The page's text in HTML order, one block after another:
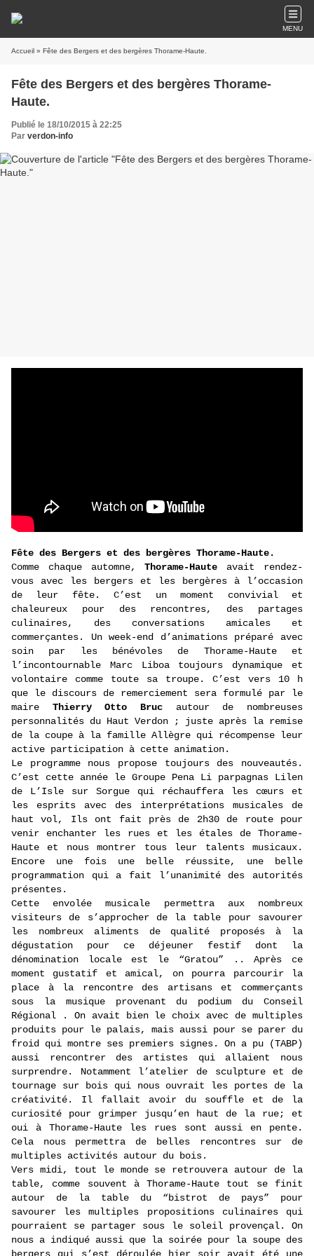
MENU
Accueil » Fête des Bergers et des bergères Thorame-Haute.
Fête des Bergers et des bergères Thorame-
Haute.
Publié le 18/10/2015 à 22:25
Par verdon-info
Fête des Bergers et des bergères Thorame-Haute.
Comme chaque automne,Thorame-Haute avait rendez-
vous avec les bergers et les bergères à l’occasion
de leur fête. C’est un moment convivial et
chaleureux pour des rencontres, des partages
culinaires, des conversations amicales et
commerçantes. Un week-end d’animations préparé avec
soin par les bénévoles de Thorame-Haute et
l’incontournable Marc Liboa toujours dynamique et
volontaire comme toute sa troupe. C’est vers 10 h
que le discours de remerciement sera formulé par le
maire Thierry Otto Bruc autour de nombreuses
personnalités du Haut Verdon ; juste après la remise
de la coupe à la famille Allègre qui récompense leur
active participation à cette animation.
Le programme nous propose toujours des nouveautés.
C’est cette année le Groupe Pena Li parpagnas Lilen
de L’Isle sur Sorgue qui réchauffera les cœurs et
les esprits avec des interprétations musicales de
haut vol, Ils ont fait près de 2h30 de route pour
venir enchanter les rues et les étales de Thorame-
Haute et nous montrer tous leur talents musicaux.
Encore une fois une belle réussite, une belle
programmation qui a fait l’unanimité des autorités
présentes.
Cette envolée musicale permettra aux nombreux
visiteurs de s’approcher de la table pour savourer
les nombreux aliments de qualité proposés à la
dégustation pour ce déjeuner festif dont la
dénomination locale est le “Gratou” .. Après ce
moment gustatif et amical, on pourra parcourir la
place à la rencontre des artisans et commerçants
sous la musique provenant du podium du Conseil
Régional . On avait bien le choix avec de multiples
produits pour le palais, mais aussi pour se parer du
froid qui montre ses premiers signes. On a pu (TABP)
aussi rencontrer des artistes qui allaient nous
surprendre. Notamment l’atelier de sculpture et de
tournage sur bois qui nous ouvrait les portes de la
créativité. Il fallait avoir du souffle et de la
curiosité pour grimper jusqu’en haut de la rue; et
oui à Thorame-Haute les rues sont aussi en pente.
Cela nous permettra de belles rencontres sur de
multiples activités autour du bois.
Vers midi, tout le monde se retrouvera autour de la
table, comme souvent à Thorame-Haute tout se finit
autour de la table du “bistrot de pays” pour
savourer les multiples propositions culinaires qui
pourraient se partager sous le soleil provençal. On
nous a indiqué aussi que la soirée pour la soupe des